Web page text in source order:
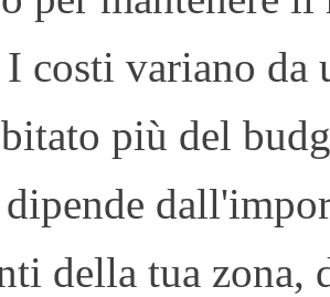
costi variano da
più del
della tua zona,